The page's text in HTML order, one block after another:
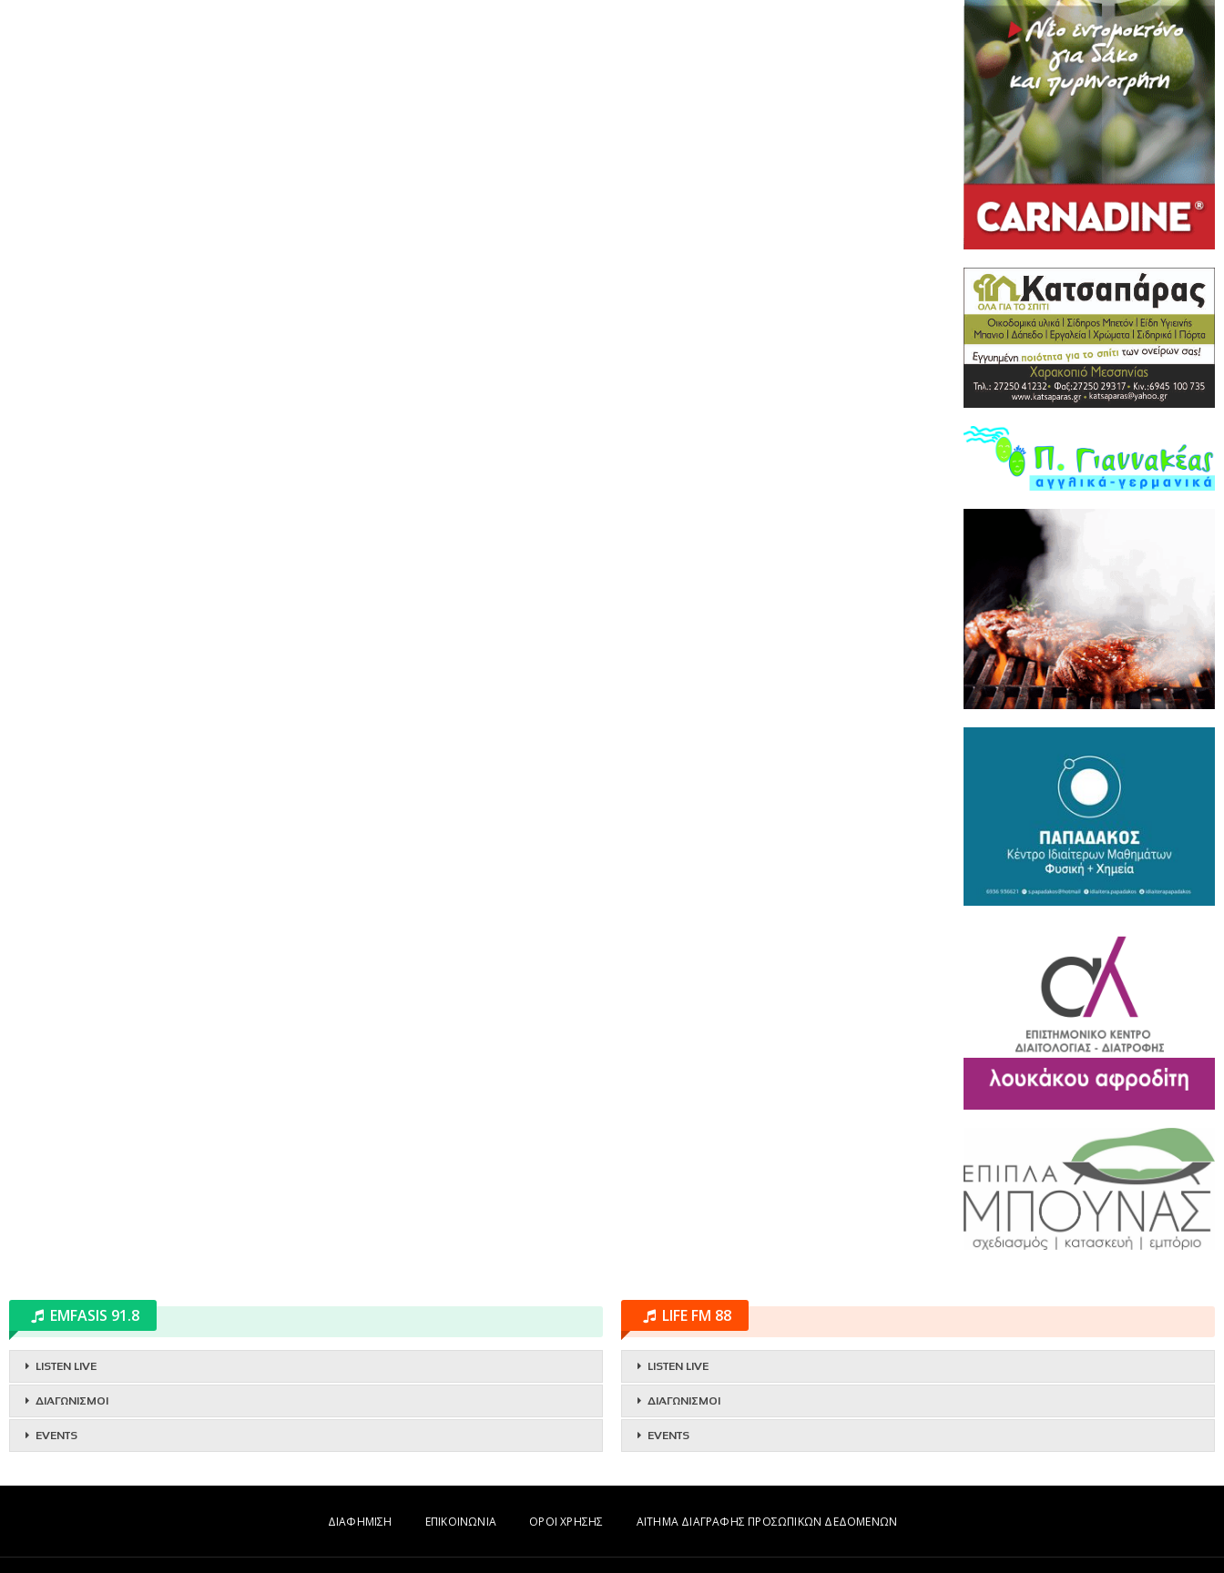
EMFASIS 91.8
LISTEN LIVE
ΔΙΑΓΩΝΙΣΜΟΙ
EVENTS
LIFE FM 88
LISTEN LIVE
ΔΙΑΓΩΝΙΣΜΟΙ
EVENTS
ΔΙΑΦΗΜΙΣΗ ΕΠΙΚΟΙΝΩΝΙΑ ΟΡΟΙ ΧΡΗΣΗΣ ΑΙΤΗΜΑ ΔΙΑΓΡΑΦΗΣ ΠΡΟΣΩΠΙΚΩΝ ΔΕΔΟΜΕΝΩΝ